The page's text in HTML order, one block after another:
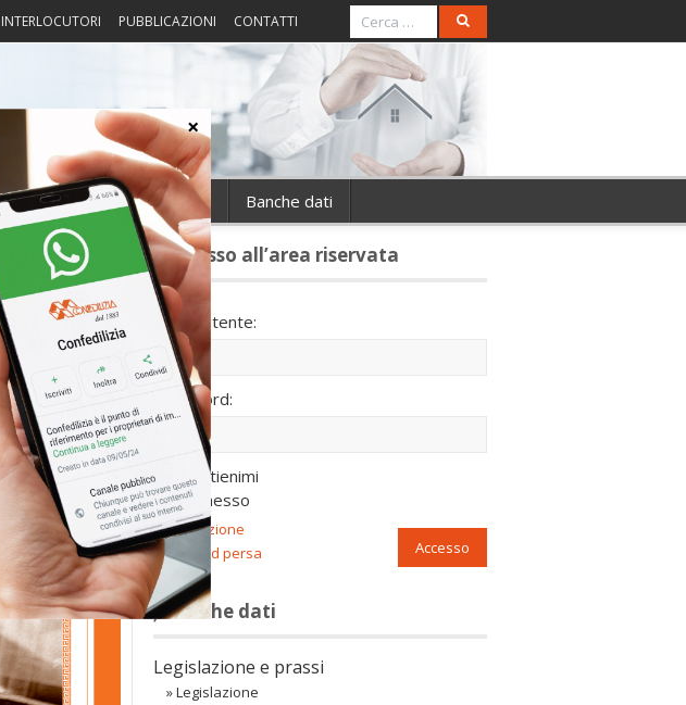
INTERLOCUTORI PUBBLICAZIONI CONTATTI
Intorno alla casa Notizie Banche dati
〉 Accesso all’area riservata
Nome utente:
Password:
Mantienimi
connesso
Accesso
Registrazione
Password persa
〉 Banche dati
Legislazione e prassi
»Legislazione